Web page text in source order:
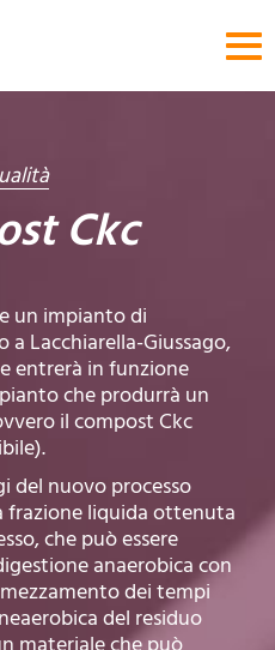
Ckc
un impianto di
Lacchiarella-Giussago,
entrerà in funzione
che produrrà un
il compost Ckc
del nuovo processo
frazione liquida ottenuta
che può essere
anaerobica con
dei tempi
del residuo